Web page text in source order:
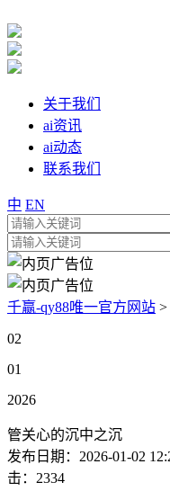
关于我们
ai资讯
ai动态
联系我们
中 EN
千赢-qy88唯一官方网站 >
02
01
2026
管关心的沉中之沉
发布日期： 2026-01-02
击： 2334